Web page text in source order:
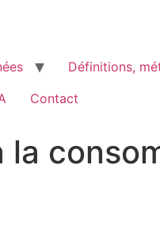
Définitions,
Contact